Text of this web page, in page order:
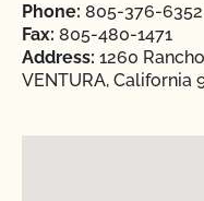
Phone: 805-376-6352
Fax: 805-480-1471
Address: 1260
VENTURA, California